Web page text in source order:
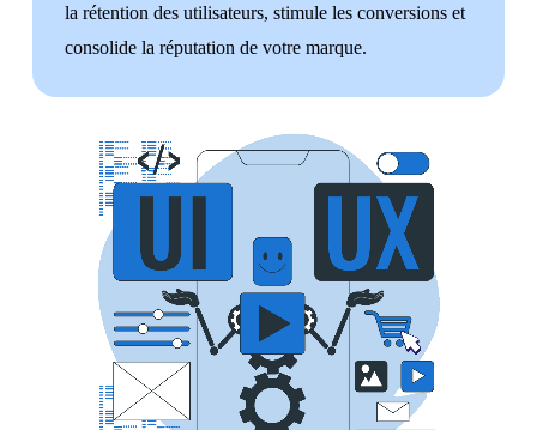
sites web qui offrent une expérience utilisateur optimale.
Cela signifie que les sites seront intuitifs à naviguer,
Augmentation de la conversion: Une conception
UI/UX bien pensée peut conduire à une augmentation
significative des taux de conversion. En simplifiant les
processus, en guidant les utilisateurs vers les actions
souhaitées et en éliminant les obstacles potentiels,
l’agence peut aider ses clients à atteindre leurs objectifs
commerciaux plus efficacement.
la rétention des utilisateurs, stimule les conversions et
consolide la réputation de votre marque.